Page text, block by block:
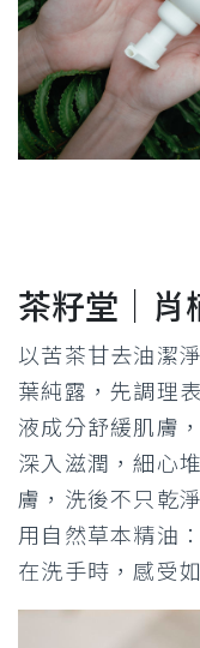
茶籽堂｜肖
以苦茶甘去油潔
葉純露，先調理
液成分舒緩肌膚
深入滋潤，細心
膚，洗後不只乾
用自然草本精油
在洗手時，感受